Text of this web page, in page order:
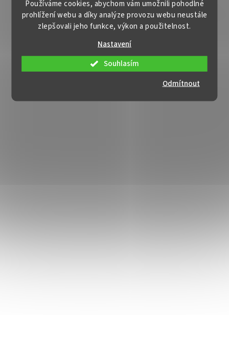
Používáme cookies, abychom vám umožnili pohodlné
prohlížení webu a díky analýze provozu webu neustále
zlepšovali jeho funkce, výkon a použitelnost.
Nastavení
Odmítnout
Souhlasím